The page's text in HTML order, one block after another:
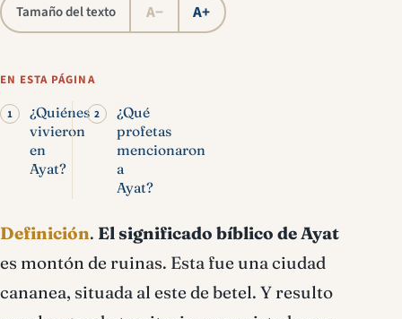
Tamaño del texto A− A+
EN ESTA PÁGINA
¿Quiénes
vivieron
en
Ayat?
¿Qué
profetas
mencionaron
a
Ayat?
Definición. El significado bíblico de Ayat
es montón de ruinas. Esta fue una ciudad
cananea, situada al este de betel. Y resulto